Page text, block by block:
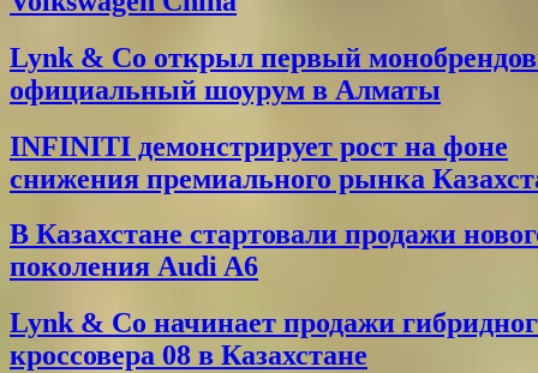
Lynk & Co открыл первый
официальный шоурум в Алматы
INFINITI демонстрирует рост на фоне
снижения премиального рынка
В Казахстане стартовали продажи
поколения Audi A6
Lynk & Co начинает продажи
кроссовера 08 в Казахстане